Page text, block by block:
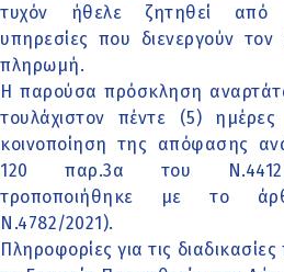
τυχόν ήθελε ζητηθεί από
υπηρεσίες που διενεργούν τον
πληρωμή.
Η παρούσα πρόσκληση
τουλάχιστον πέντε (5)
κοινοποίηση της απόφασης
120 παρ.3α του
τροποποιήθηκε με το
Ν.4782/2021).
Πληροφορίες για τις